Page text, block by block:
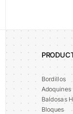
Bordillos
Adoquines
Baldosas
Bloques